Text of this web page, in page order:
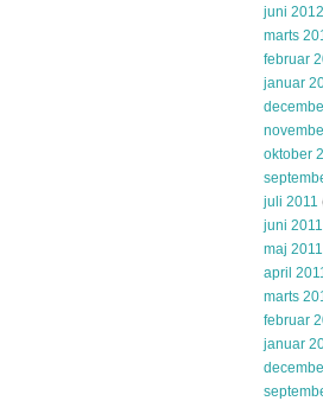
juni 2012
marts
februar
januar
oktober
juli 2011
juni 2011
maj 2011
april
marts
februar
januar